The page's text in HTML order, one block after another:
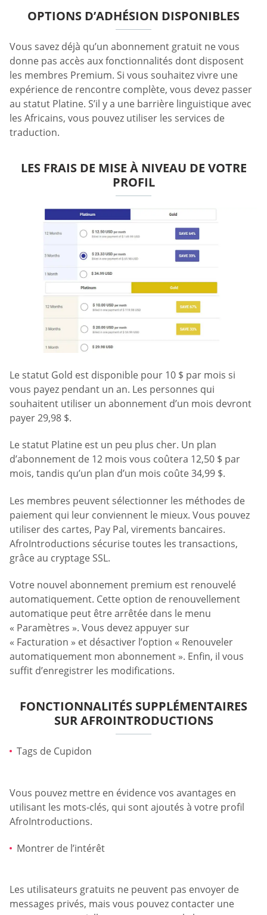
OPTIONS D’ADHÉSION DISPONIBLES
Vous savez déjà qu’un abonnement gratuit ne vous
donne pas accès aux fonctionnalités dont disposent
les membres Premium. Si vous souhaitez vivre une
expérience de rencontre complète, vous devez passer
au statut Platine. S’il y a une barrière linguistique avec
les Africains, vous pouvez utiliser les services de
traduction.
LES FRAIS DE MISE À NIVEAU DE VOTRE
PROFIL
Le statut Gold est disponible pour 10 $ par mois si
vous payez pendant un an. Les personnes qui
souhaitent utiliser un abonnement d’un mois devront
payer 29,98 $.
Le statut Platine est un peu plus cher. Un plan
d’abonnement de 12 mois vous coûtera 12,50 $ par
mois, tandis qu’un plan d’un mois coûte 34,99 $.
Les membres peuvent sélectionner les méthodes de
paiement qui leur conviennent le mieux. Vous pouvez
utiliser des cartes, Pay Pal, virements bancaires.
AfroIntroductions sécurise toutes les transactions,
grâce au cryptage SSL.
Votre nouvel abonnement premium est renouvelé
automatiquement. Cette option de renouvellement
automatique peut être arrêtée dans le menu
« Paramètres ». Vous devez appuyer sur
« Facturation » et désactiver l’option « Renouveler
automatiquement mon abonnement ». Enfin, il vous
suffit d’enregistrer les modifications.
FONCTIONNALITÉS SUPPLÉMENTAIRES
SUR AFROINTRODUCTIONS
Tags de Cupidon
Vous pouvez mettre en évidence vos avantages en
utilisant les mots-clés, qui sont ajoutés à votre profil
AfroIntroductions.
Montrer de l’intérêt
Les utilisateurs gratuits ne peuvent pas envoyer de
messages privés, mais vous pouvez contacter une